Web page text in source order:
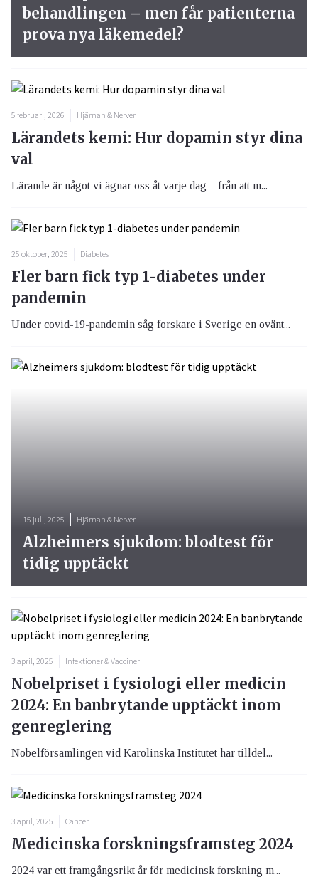
5 februari, 2026 Hjärnan & Nerver
Lärandets kemi: Hur dopamin styr dina
val
Lärande är något vi ägnar oss åt varje dag – från att m...
25 oktober, 2025 Diabetes
Fler barn fick typ 1-diabetes under
pandemin
Under covid-19-pandemin såg forskare i Sverige en ovänt...
behandlingen – men får patienterna
prova nya läkemedel?
15 juli, 2025 Hjärnan & Nerver
Alzheimers sjukdom: blodtest för
tidig upptäckt
3 april, 2025 Infektioner & Vacciner
Nobelpriset i fysiologi eller medicin
2024: En banbrytande upptäckt inom
genreglering
Nobelförsamlingen vid Karolinska Institutet har tilldel...
3 april, 2025 Cancer
Medicinska forskningsframsteg 2024
2024 var ett framgångsrikt år för medicinsk forskning m...